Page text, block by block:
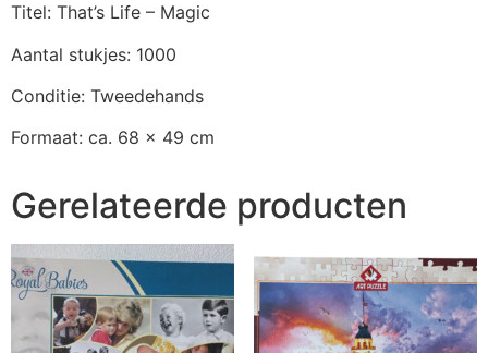
Titel: That’s Life – Magic
Aantal stukjes: 1000
Conditie: Tweedehands
Formaat: ca. 68 x 49 cm
Gerelateerde producten